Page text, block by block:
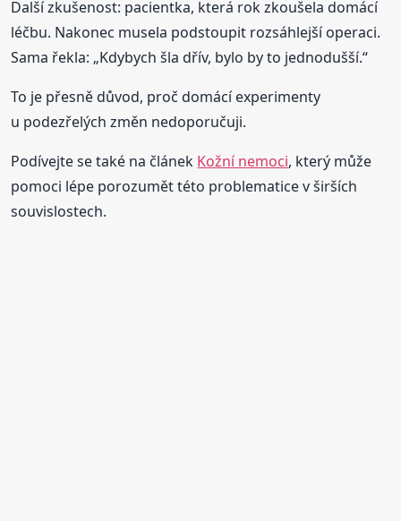
Další zkušenost: pacientka, která rok zkoušela domácí
léčbu. Nakonec musela podstoupit rozsáhlejší operaci.
Sama řekla: „Kdybych šla dřív, bylo by to jednodušší.“
To je přesně důvod, proč domácí experimenty
u podezřelých změn nedoporučuji.
Podívejte se také na článek Kožní nemoci, který může
pomoci lépe porozumět této problematice v širších
souvislostech.